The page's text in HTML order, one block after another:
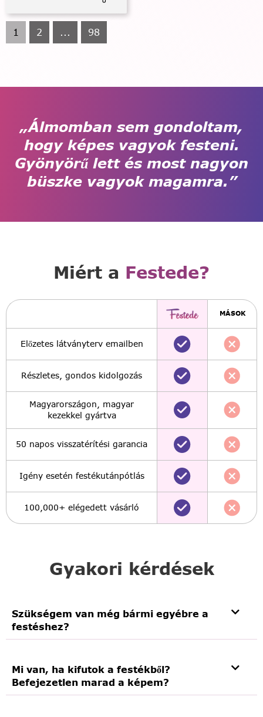
1 2 ... 98
„Álmomban sem gondoltam,
hogy képes vagyok festeni.
Gyönyörű lett és most nagyon
büszke vagyok magamra.”
Gyakori kérdések
Szükségem van még bármi egyébre a
festéshez?
Mi van, ha kifutok a festékből?
Befejezetlen marad a képem?
Miért a Festede?
MÁSOK
Előzetes látványterv emailben
Részletes, gondos kidolgozás
Magyarországon, magyar
kezekkel gyártva
50 napos visszatérítési garancia
Igény esetén festékutánpótlás
100,000+ elégedett vásárló